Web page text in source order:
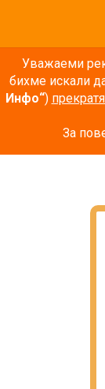
Уважаеми
бихме искали
Инфо“)
За